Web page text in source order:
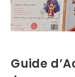
Guide